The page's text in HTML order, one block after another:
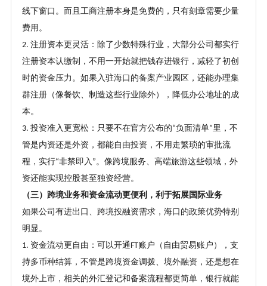
线下窗口。而且工商注册本身是免费的，只有刻章需要少量
费用。
2. 注册资本更灵活：除了少数特殊行业，大部分公司都实行
注册资本认缴制，不用一开始就把钱存进银行，减轻了初创
时的资金压力。如果入驻海口的备案产业园区，还能办理集
群注册（像餐饮、制造这些行业除外），降低办公地址的成
本。
3. 投资准入更宽松：只要不在官方公布的“负面清单”里，不
管是内资还是外资，都能自由投资，不用走繁琐的审批流
程，实行“非禁即入 ” 。像跨境服务、高端旅游这些领域，外
资还能实现控股甚至独资经营。
（三）跨境业务和资金流动更便利，利于拓展国际业务
如果公司有进出口、跨境投融资需求，海口的政策优势特别
明显。
1. 资金流动更自由：可以开通 FT账户（自由贸易账户），支
持多币种结算，不管是跨境资金调拨、境外融资，还是想在
境外上市，相关的外汇登记和备案流程都更简单，银行就能